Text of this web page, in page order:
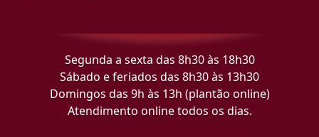
Segunda a sexta das 8h30 às 18h30
Sábado e feriados das 8h30 às 13h30
Domingos das 9h às 13h (plantão online)
Atendimento online todos os dias.